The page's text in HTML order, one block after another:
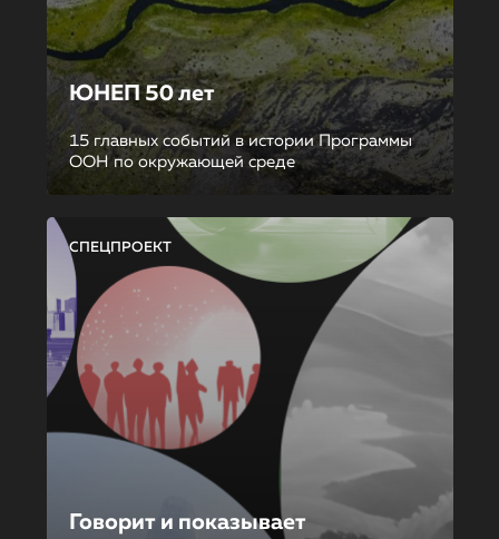
ЮНЕП 50 лет
15 главных событий в истории Программы
ООН по окружающей среде
СПЕЦПРОЕКТ
Говорит и показывает